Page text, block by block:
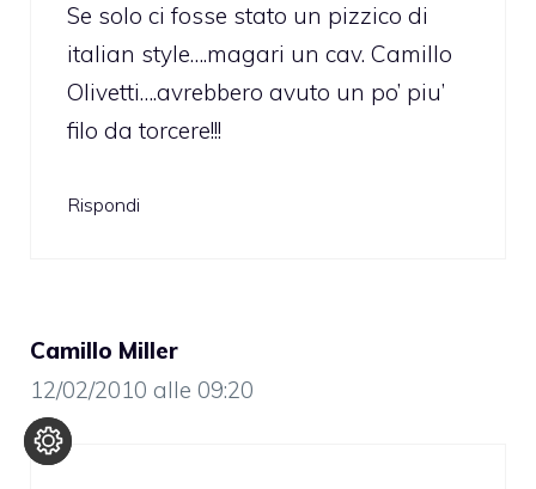
Se solo ci fosse stato un pizzico di
italian style….magari un cav. Camillo
Olivetti….avrebbero avuto un po’ piu’
filo da torcere!!!
Rispondi
Camillo Miller
12/02/2010 alle 09:20